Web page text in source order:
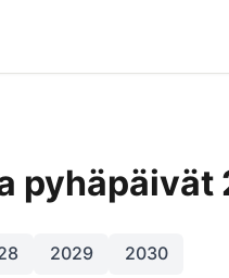
pyhäpäivät
2029 2030